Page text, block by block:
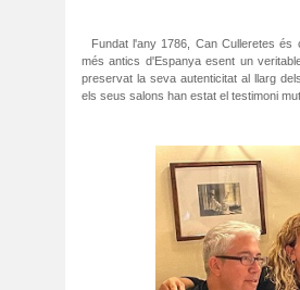
Fundat l'any 1786, Can Culleretes és
més antics d'Espanya esent un
preservat la seva autenticitat al llarg
els seus salons han estat el testimoni